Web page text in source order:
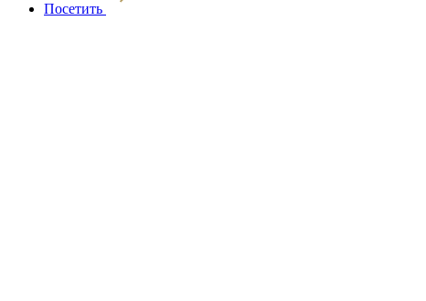
Посетить